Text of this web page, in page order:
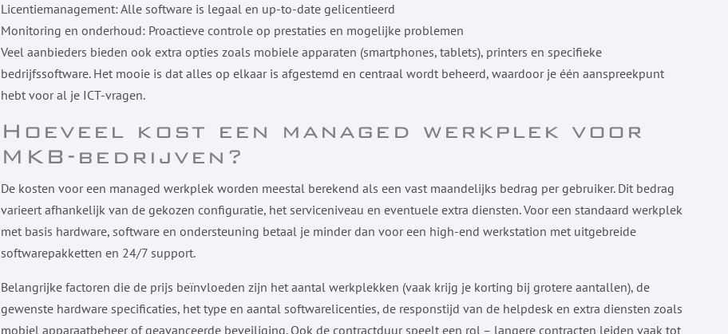
Licentiemanagement: Alle software is legaal en up-to-date gelicentieerd
Monitoring en onderhoud: Proactieve controle op prestaties en mogelijke problemen
Veel aanbieders bieden ook extra opties zoals mobiele apparaten (smartphones, tablets), printers en specifieke
bedrijfssoftware. Het mooie is dat alles op elkaar is afgestemd en centraal wordt beheerd, waardoor je één aanspreekpunt
hebt voor al je ICT-vragen.
Hoeveel kost een managed werkplek voor
MKB-bedrijven?
De kosten voor een managed werkplek worden meestal berekend als een vast maandelijks bedrag per gebruiker. Dit bedrag
varieert afhankelijk van de gekozen configuratie, het serviceniveau en eventuele extra diensten. Voor een standaard werkplek
met basis hardware, software en ondersteuning betaal je minder dan voor een high-end werkstation met uitgebreide
softwarepakketten en 24/7 support.
Belangrijke factoren die de prijs beïnvloeden zijn het aantal werkplekken (vaak krijg je korting bij grotere aantallen), de
gewenste hardware specificaties, het type en aantal softwarelicenties, de responstijd van de helpdesk en extra diensten zoals
mobiel apparaatbeheer of geavanceerde beveiliging. Ook de contractduur speelt een rol – langere contracten leiden vaak tot